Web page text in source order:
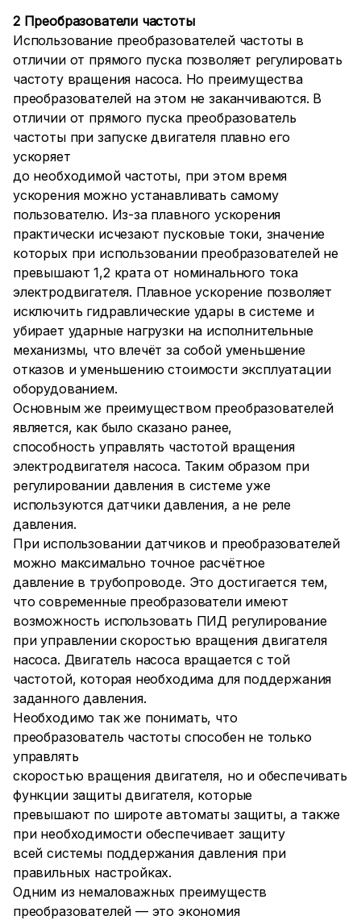
2 Преобразователи частоты
Использование преобразователей частоты в
отличии от прямого пуска позволяет регулировать
частоту вращения насоса. Но преимущества
преобразователей на этом не заканчиваются. В
отличии от прямого пуска преобразователь
частоты при запуске двигателя плавно его
ускоряет
до необходимой частоты, при этом время
ускорения можно устанавливать самому
пользователю. Из-за плавного ускорения
практически исчезают пусковые токи, значение
которых при использовании преобразователей не
превышают 1,2 крата от номинального тока
электродвигателя. Плавное ускорение позволяет
исключить гидравлические удары в системе и
убирает ударные нагрузки на исполнительные
механизмы, что влечёт за собой уменьшение
отказов и уменьшению стоимости эксплуатации
оборудованием.
Основным же преимуществом преобразователей
является, как было сказано ранее,
способность управлять частотой вращения
электродвигателя насоса. Таким образом при
регулировании давления в системе уже
используются датчики давления, а не реле
давления.
При использовании датчиков и преобразователей
можно максимально точное расчётное
давление в трубопроводе. Это достигается тем,
что современные преобразователи имеют
возможность использовать ПИД регулирование
при управлении скоростью вращения двигателя
насоса. Двигатель насоса вращается с той
частотой, которая необходима для поддержания
заданного давления.
Необходимо так же понимать, что
преобразователь частоты способен не только
управлять
скоростью вращения двигателя, но и обеспечивать
функции защиты двигателя, которые
превышают по широте автоматы защиты, а также
при необходимости обеспечивает защиту
всей системы поддержания давления при
правильных настройках.
Одним из немаловажных преимуществ
преобразователей — это экономия